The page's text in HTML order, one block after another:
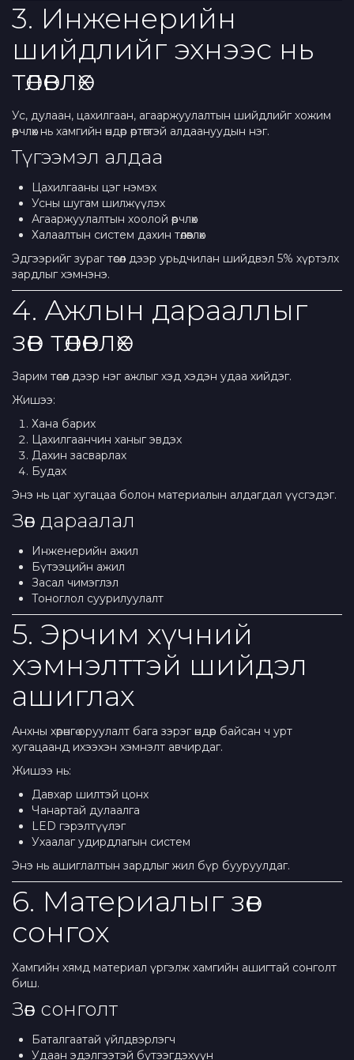
3. Инженерийн
шийдлийг эхнээс нь
төлөвлөх
Ус, дулаан, цахилгаан, агааржуулалтын шийдлийг хожим
өөрчлөх нь хамгийн өндөр өртөгтэй алдаануудын нэг.
Түгээмэл алдаа
Цахилгааны цэг нэмэх
Усны шугам шилжүүлэх
Агааржуулалтын хоолой өөрчлөх
Халаалтын систем дахин төлөвлөх
Эдгээрийг зураг төсөл дээр урьдчилан шийдвэл 5% хүртэлх
зардлыг хэмнэнэ.
4. Ажлын дарааллыг
зөв төлөвлөх
Зарим төсөл дээр нэг ажлыг хэд хэдэн удаа хийдэг.
Жишээ:
Хана барих
Цахилгаанчин ханыг эвдэх
Дахин засварлах
Будах
Энэ нь цаг хугацаа болон материалын алдагдал үүсгэдэг.
Зөв дараалал
Инженерийн ажил
Бүтээцийн ажил
Засал чимэглэл
Тоноглол суурилуулалт
5. Эрчим хүчний
хэмнэлттэй шийдэл
ашиглах
Анхны хөрөнгө оруулалт бага зэрэг өндөр байсан ч урт
хугацаанд ихээхэн хэмнэлт авчирдаг.
Жишээ нь:
Давхар шилтэй цонх
Чанартай дулаалга
LED гэрэлтүүлэг
Ухаалаг удирдлагын систем
Энэ нь ашиглалтын зардлыг жил бүр бууруулдаг.
6. Материалыг зөв
сонгох
Хамгийн хямд материал үргэлж хамгийн ашигтай сонголт
биш.
Зөв сонголт
Баталгаатай үйлдвэрлэгч
Удаан эдэлгээтэй бүтээгдэхүүн